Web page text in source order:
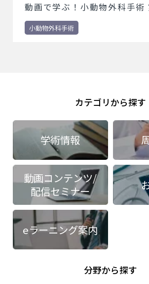
動画で学ぶ！小動物外科手術
小動物外科手術
カテゴリから探す
学術情報
動画コンテンツ/
配信セミナー
eラーニング案内
分野から探す